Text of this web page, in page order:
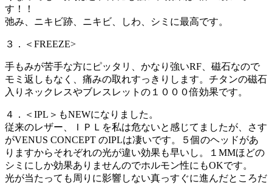
す！！
弛み、ニキビ跡、ニキビ、しわ、シミに最高です。
３．＜FREEZE>
手もみが苦手な方にピッタリ、かなり強いRF、磁石なので
モミ返しもなく、痛みの取れすっきりします。チタンの磁石
入りネックレスやブレスレットの１０００倍効果です。
４．＜IPL＞もNEWになりました。
従来のレザー、ＩＰＬを私は危ないと感じてましたが、さす
がVENUS CONCEPT のIPLは凄いです。５個のヘッドがあ
りますからそれぞれの光が違い効果も早いし。１MMほどの
シミにしか効果ありませんのでホルモン性にもOKです。
光が当たっても周りに影響しない真っすぐに進んだところだ